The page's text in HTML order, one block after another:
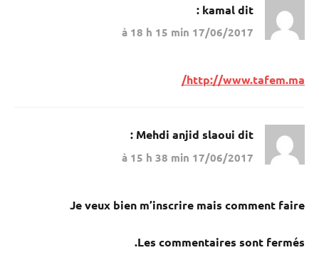
kamaldit :
17/06/2017 à 18 h 15 min
http://www.tafem.ma/
Mehdi anjid slaoui dit :
17/06/2017 à 15 h 38 min
Je veux bien m’inscrire mais comment faire
Les commentaires sont fermés.